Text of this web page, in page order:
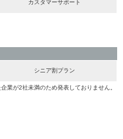
カスタマーサポート
シニア割プラン
業が2社未満のため発表しておりません。